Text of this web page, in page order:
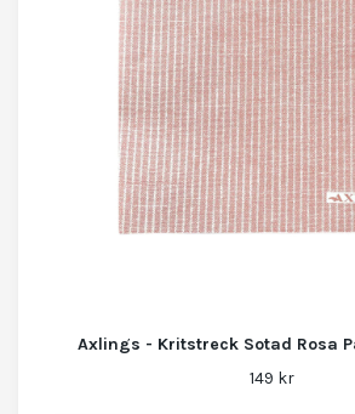
Axlings - Kritstreck Sotad Rosa
149 kr